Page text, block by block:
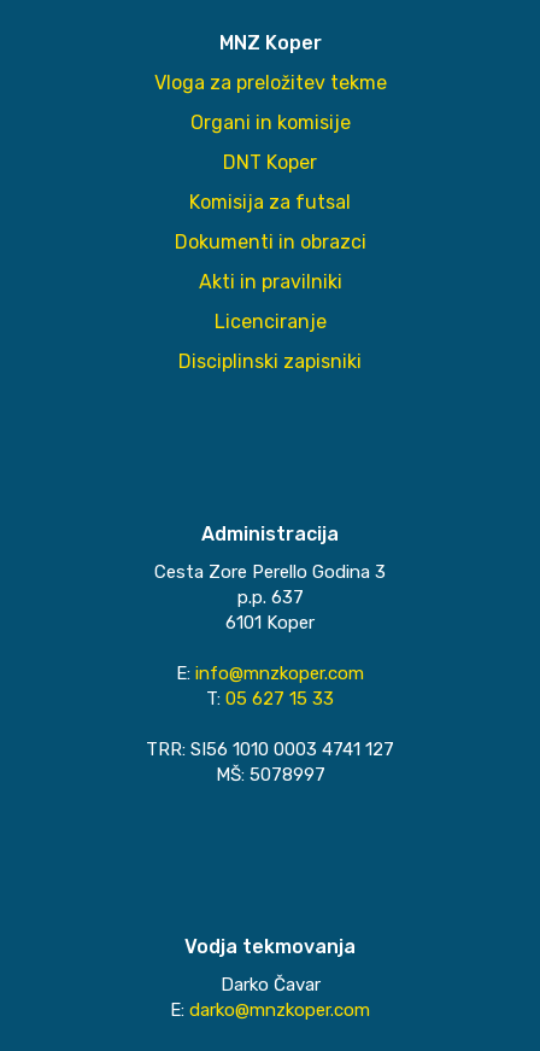
MNZ Koper
Vloga za preložitev tekme
Organi in komisije
DNT Koper
Komisija za futsal
Dokumenti in obrazci
Akti in pravilniki
Licenciranje
Disciplinski zapisniki
Administracija
Cesta Zore Perello Godina 3
p.p. 637
6101 Koper
E: info@mnzkoper.com
T: 05 627 15 33
TRR: SI56 1010 0003 4741 127
MŠ: 5078997
Vodja tekmovanja
Darko Čavar
E: darko@mnzkoper.com